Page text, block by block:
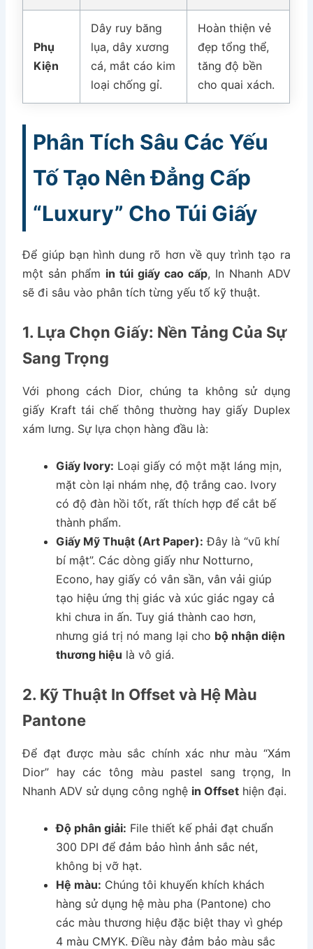
Phụ
Kiện
Dây ruy băng
lụa, dây xương
cá, mắt cáo kim
loại chống gỉ.
Hoàn thiện vẻ
đẹp tổng thể,
tăng độ bền
cho quai xách.
Phân Tích Sâu Các Yếu
Tố Tạo Nên Đẳng Cấp
“Luxury” Cho Túi Giấy
Để giúp bạn hình dung rõ hơn về quy trình tạo ra
một sản phẩm in túi giấy cao cấp, In Nhanh ADV
sẽ đi sâu vào phân tích từng yếu tố kỹ thuật.
1. Lựa Chọn Giấy: Nền Tảng Của Sự
Sang Trọng
Với phong cách Dior, chúng ta không sử dụng
giấy Kraft tái chế thông thường hay giấy Duplex
xám lưng. Sự lựa chọn hàng đầu là:
Giấy Ivory: Loại giấy có một mặt láng mịn,
mặt còn lại nhám nhẹ, độ trắng cao. Ivory
có độ đàn hồi tốt, rất thích hợp để cắt bế
thành phẩm.
Giấy Mỹ Thuật (Art Paper): Đây là “vũ khí
bí mật”. Các dòng giấy như Notturno,
Econo, hay giấy có vân sần, vân vải giúp
tạo hiệu ứng thị giác và xúc giác ngay cả
khi chưa in ấn. Tuy giá thành cao hơn,
nhưng giá trị nó mang lại cho bộ nhận diện
thương hiệu là vô giá.
2. Kỹ Thuật In Offset và Hệ Màu
Pantone
Để đạt được màu sắc chính xác như màu “Xám
Dior” hay các tông màu pastel sang trọng, In
Nhanh ADV sử dụng công nghệ in Offset hiện đại.
Độ phân giải: File thiết kế phải đạt chuẩn
300 DPI để đảm bảo hình ảnh sắc nét,
không bị vỡ hạt.
Hệ màu: Chúng tôi khuyến khích khách
hàng sử dụng hệ màu pha (Pantone) cho
các màu thương hiệu đặc biệt thay vì ghép
4 màu CMYK. Điều này đảm bảo màu sắc